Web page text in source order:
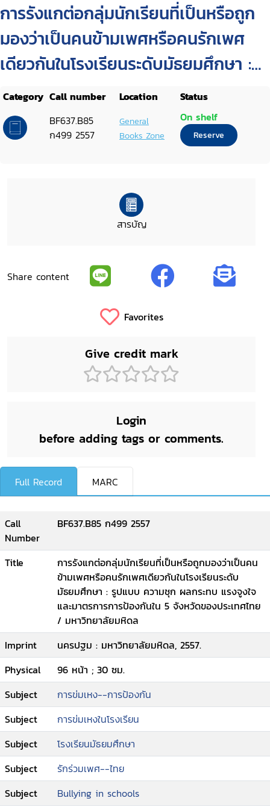
การรังแกต่อกลุ่มนักเรียนที่เป็นหรือถูก
มองว่าเป็นคนข้ามเพศหรือคนรักเพศ
เดียวกันในโรงเรียนระดับมัธยมศึกษา :
รูปแบบ ความชุก ผลกระทบ แรงจูงใจ
และมาตรการการป้องกันใน 5 จังหวัด
ของประเทศไทย
Category Call number Location
Status
BF637.B85
ก499 2557
General
Books Zone
On shelf
Reserve
สารบัญ
Share content
Favorites
Give credit mark
Login
before adding tags or comments.
Full Record MARC
Call
Number
BF637.B85 ก499 2557
Title
การรังแกต่อกลุ่มนักเรียนที่เป็นหรือถูกมองว่าเป็นคน
ข้ามเพศหรือคนรักเพศเดียวกันในโรงเรียนระดับ
มัธยมศึกษา : รูปแบบ ความชุก ผลกระทบ แรงจูงใจ
และมาตรการการป้องกันใน 5 จังหวัดของประเทศไทย
/ มหาวิทยาลัยมหิดล
Imprint
นครปฐม : มหาวิทยาลัยมหิดล, 2557.
Physical
96 หน้า ; 30 ซม.
Subject
การข่มเหง--การป้องกัน
Subject
การข่มเหงในโรงเรียน
Subject
โรงเรียนมัธยมศึกษา
Subject
รักร่วมเพศ--ไทย
Subject
Bullying in schools